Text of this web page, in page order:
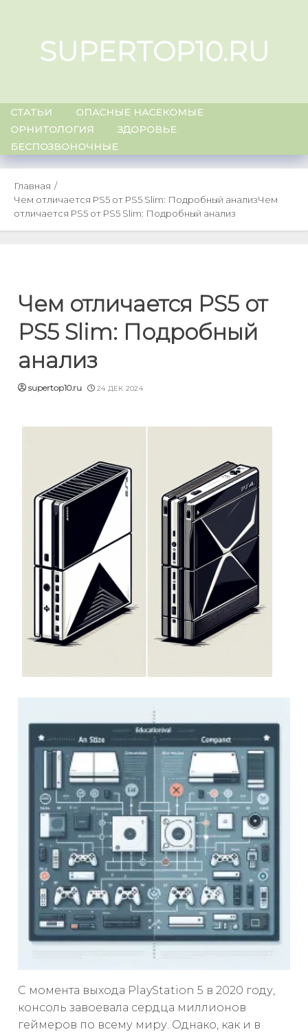
contentSUPERTOP10.RU
СТАТЬИ
ОПАСНЫЕ НАСЕКОМЫЕ
ОРНИТОЛОГИЯ
ЗДОРОВЬЕ
БЕСПОЗВОНОЧНЫЕ
Главная
Чем отличается PS5 от PS5 Slim: Подробный анализЧем
отличается PS5 от PS5 Slim: Подробный анализ
Чем отличается PS5 от
PS5 Slim: Подробный
анализ
supertop10.ru 24 ДЕК 2024
С момента выхода PlayStation 5 в 2020 году,
консоль завоевала сердца миллионов
геймеров по всему миру. Однако, как и в